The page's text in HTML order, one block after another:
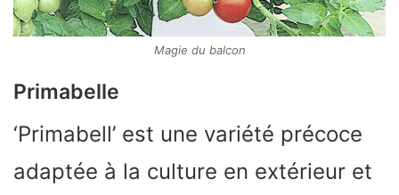
Magie du balcon
Primabelle
‘Primabell’ est une variété précoce
adaptée à la culture en extérieur et